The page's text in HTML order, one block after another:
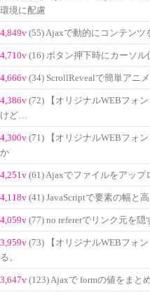
環境に配慮
4,849v (55) Ajaxで動的にコンテンツ
4,710v (16) ボタン押下時にカーソル
4,666v (34) ScrollRevealで簡単アニ
4,386v (72) 【オリジナルWEBフォ
けど…
4,300v (71) 【オリジナルWEBフォ
か
4,251v (61) Ajaxでファイルをアップ
4,118v (41) JavaScriptで要素の幅と
4,059v (77) no refererでリンク元を隠
3,959v (73) 【オリジナルWEBフォ
る。
3,647v (123) Ajaxで formの値をまと